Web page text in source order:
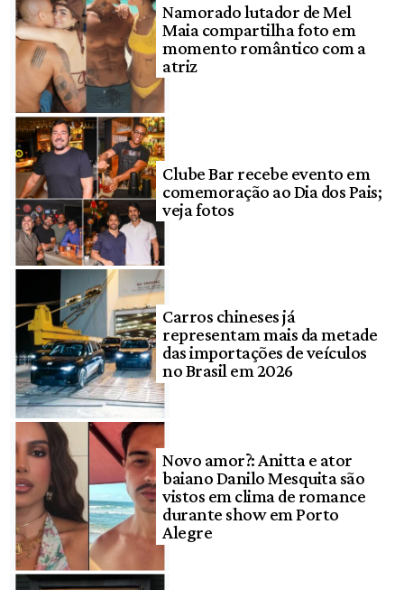
Namorado lutador de Mel
Maia compartilha foto em
momento romântico com a
atriz
Clube Bar recebe evento em
comemoração ao Dia dos Pais;
veja fotos
Carros chineses já
representam mais da metade
das importações de veículos
no Brasil em 2026
Novo amor?: Anitta e ator
baiano Danilo Mesquita são
vistos em clima de romance
durante show em Porto
Alegre